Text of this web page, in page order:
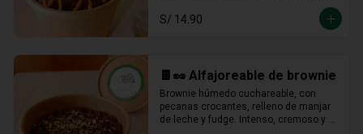
S/ 14.90
🍫🥜 Alfajoreable de brownie
Brownie húmedo cuchareable, con
pecanas crocantes, relleno de manjar
de leche y fudge. Intenso, cremoso y